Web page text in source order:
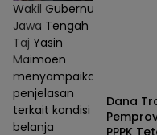
Wakil Gubernur
Jawa Tengah
Taj Yasin
Maimoen
menyampaikan
penjelasan
terkait kondisi
belanja
Dana
PPPK